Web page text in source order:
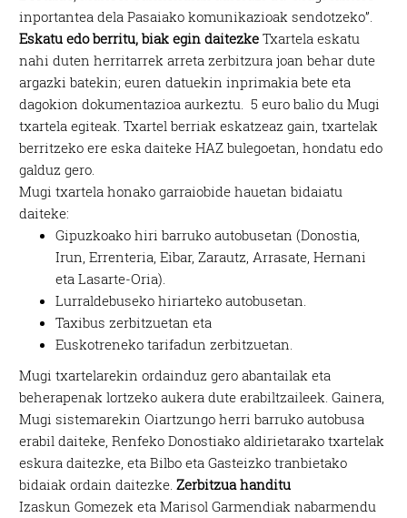
inportantea dela Pasaiako komunikazioak sendotzeko”.
Eskatu edo berritu, biak egin daitezke Txartela eskatu
nahi duten herritarrek arreta zerbitzura joan behar dute
argazki batekin; euren datuekin inprimakia bete eta
dagokion dokumentazioa aurkeztu. 5 euro balio du Mugi
txartela egiteak. Txartel berriak eskatzeaz gain, txartelak
berritzeko ere eska daiteke HAZ bulegoetan, hondatu edo
galduz gero.
Mugi txartela honako garraiobide hauetan bidaiatu
daiteke:
Gipuzkoako hiri barruko autobusetan (Donostia,
Irun, Errenteria, Eibar, Zarautz, Arrasate, Hernani
eta Lasarte-Oria).
Lurraldebuseko hiriarteko autobusetan.
Taxibus zerbitzuetan eta
Euskotreneko tarifadun zerbitzuetan.
Mugi txartelarekin ordainduz gero abantailak eta
beherapenak lortzeko aukera dute erabiltzaileek. Gainera,
Mugi sistemarekin Oiartzungo herri barruko autobusa
erabil daiteke, Renfeko Donostiako aldirietarako txartelak
eskura daitezke, eta Bilbo eta Gasteizko tranbietako
bidaiak ordain daitezke.Zerbitzua handitu
Izaskun Gomezek eta Marisol Garmendiak nabarmendu